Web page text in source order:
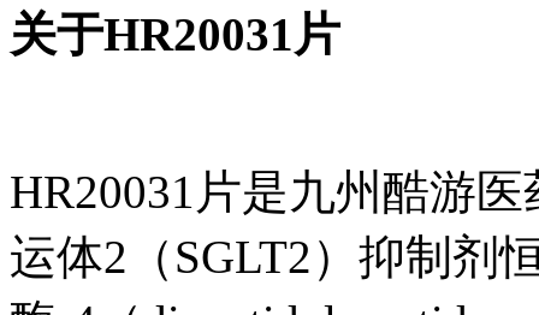
关于HR20031片
HR20031片是九州酷游
运体2（SGLT2）抑制剂恒